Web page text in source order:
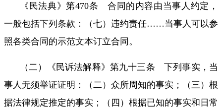
《民法典》第470条 合同的内容由当事人约定，
一般包括下列条款：（七）违约责任……当事人可以参
照各类合同的示范文本订立合同。
（二）《民诉法解释》第九十三条 下列事实，当
事人无须举证证明：（二）众所周知的事实；（三）根
据法律规定推定的事实；（四）根据已知的事实和日常